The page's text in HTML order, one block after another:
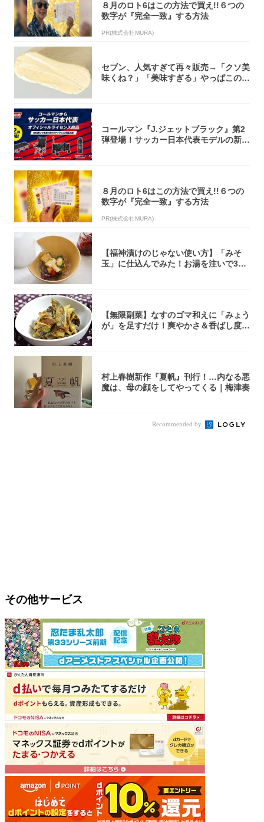
８月のロト6はこの方法で買え!!６つの
数字が『完全一致』する方法
PR(株式会社MURA)
セブン、人気すぎて再々販売→「クソ美
味くね？」「美味すぎる」やっぱこのク
コールマン『J.ジェットブラック』第2
弾登場！サッカー日本代表モデルの新作
８月のロト6はこの方法で買え!!６つの
数字が『完全一致』する方法
PR(株式会社MURA)
【福神漬けのじゃない使い方】「みそ
玉」に仕込んでみた！お湯を注いで30
【無限副菜】なすのゴマ和えに「みょう
が」を足すだけ！爽やかさ＆香ばし度1
村上春樹新作『夏帆』刊行！…内なる悪
魔は、母の顔をしてやってくる｜梅津奏
Recommended by
その他サービス